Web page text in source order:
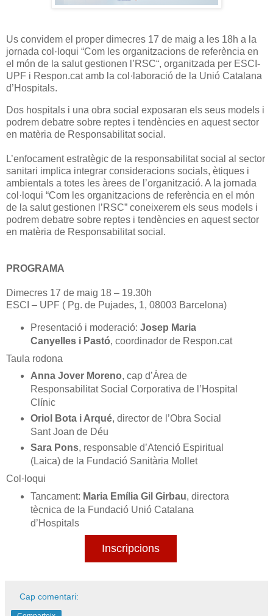
Us convidem el proper dimecres 17 de maig a les 18h a la
jornada col·loqui “Com les organitzacions de referència en
el món de la salut gestionen l’RSC“, organitzada per ESCI-
UPF i Respon.cat amb la col·laboració de la Unió Catalana
d’Hospitals.
Dos hospitals i una obra social exposaran els seus models i
podrem debatre sobre reptes i tendències en aquest sector
en matèria de Responsabilitat social.
L’enfocament estratègic de la responsabilitat social al sector
sanitari implica integrar consideracions socials, ètiques i
ambientals a totes les àrees de l’organització. A la jornada
col·loqui “Com les organitzacions de referència en el món
de la salut gestionen l’RSC” coneixerem els seus models i
podrem debatre sobre reptes i tendències en aquest sector
en matèria de Responsabilitat social.
PROGRAMA
Dimecres 17 de maig 18 – 19.30h
ESCI – UPF ( Pg. de Pujades, 1, 08003 Barcelona)
Presentació i moderació: Josep Maria
Canyelles i Pastó, coordinador de Respon.cat
Taula rodona
Anna Jover Moreno, cap d’Àrea de
Responsabilitat Social Corporativa de l’Hospital
Clínic
Oriol Bota i Arqué, director de l’Obra Social
Sant Joan de Déu
Sara Pons, responsable d’Atenció Espiritual
(Laica) de la Fundació Sanitària Mollet
Col·loqui
Tancament: Maria Emília Gil Girbau, directora
tècnica de la Fundació Unió Catalana
d’Hospitals
Inscripcions
Cap comentari: